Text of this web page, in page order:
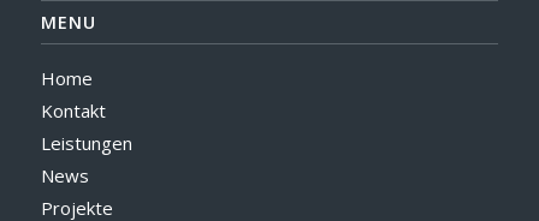
MENU
Home
Kontakt
Leistungen
News
Projekte